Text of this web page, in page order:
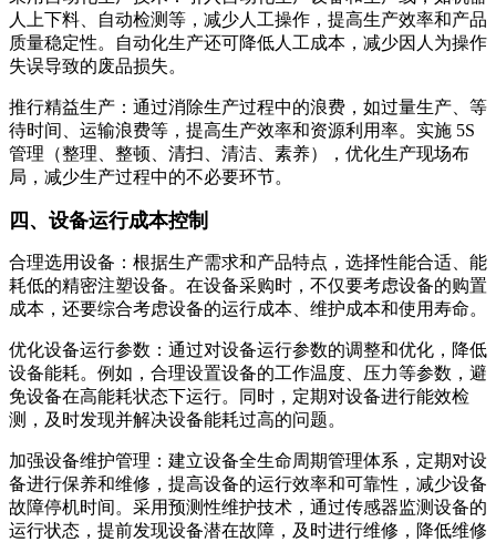
人上下料、自动检测等，减少人工操作，提高生产效率和产品
质量稳定性。自动化生产还可降低人工成本，减少因人为操作
失误导致的废品损失。
推行精益生产：通过消除生产过程中的浪费，如过量生产、等
待时间、运输浪费等，提高生产效率和资源利用率。实施 5S
管理（整理、整顿、清扫、清洁、素养），优化生产现场布
局，减少生产过程中的不必要环节。
四、设备运行成本控制
合理选用设备：根据生产需求和产品特点，选择性能合适、能
耗低的精密注塑设备。在设备采购时，不仅要考虑设备的购置
成本，还要综合考虑设备的运行成本、维护成本和使用寿命。
优化设备运行参数：通过对设备运行参数的调整和优化，降低
设备能耗。例如，合理设置设备的工作温度、压力等参数，避
免设备在高能耗状态下运行。同时，定期对设备进行能效检
测，及时发现并解决设备能耗过高的问题。
加强设备维护管理：建立设备全生命周期管理体系，定期对设
备进行保养和维修，提高设备的运行效率和可靠性，减少设备
故障停机时间。采用预测性维护技术，通过传感器监测设备的
运行状态，提前发现设备潜在故障，及时进行维修，降低维修